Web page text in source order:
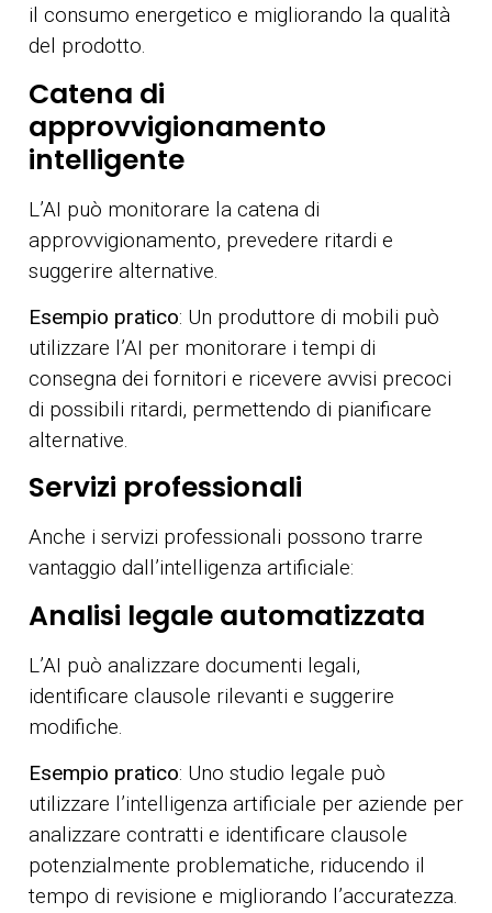
il consumo energetico e migliorando la qualità
del prodotto.
Catena di
approvvigionamento
intelligente
L’AI può monitorare la catena di
approvvigionamento, prevedere ritardi e
suggerire alternative.
Esempio pratico: Un produttore di mobili può
utilizzare l’AI per monitorare i tempi di
consegna dei fornitori e ricevere avvisi precoci
di possibili ritardi, permettendo di pianificare
alternative.
Servizi professionali
Anche i servizi professionali possono trarre
vantaggio dall’intelligenza artificiale:
Analisi legale automatizzata
L’AI può analizzare documenti legali,
identificare clausole rilevanti e suggerire
modifiche.
Esempio pratico: Uno studio legale può
utilizzare l’intelligenza artificiale per aziende per
analizzare contratti e identificare clausole
potenzialmente problematiche, riducendo il
tempo di revisione e migliorando l’accuratezza.